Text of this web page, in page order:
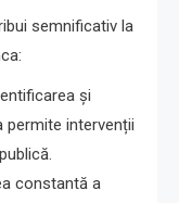
semnificativ la
și
permite intervenții
constantă a